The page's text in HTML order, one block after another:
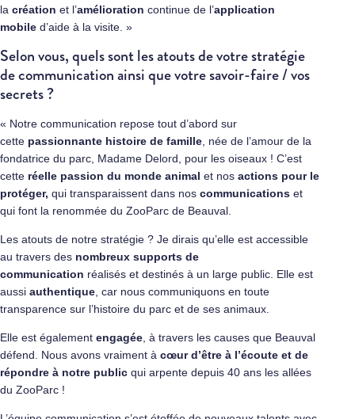
la création et l’amélioration continue de l’application
mobile d’aide à la visite. »
Selon vous, quels sont les atouts de votre stratégie
de communication ainsi que votre savoir-faire / vos
secrets ?
« Notre communication repose tout d’abord sur
cette passionnante histoire de famille , née de l’amour de la
fondatrice du parc, Madame Delord, pour les oiseaux ! C’est
cette réelle passion du monde animal et nos actions pour le
protéger, qui transparaissent dans nos communications et
qui font la renommée du ZooParc de Beauval.
Les atouts de notre stratégie ? Je dirais qu’elle est accessible
au travers des nombreux supports de
communication réalisés et destinés à un large public. Elle est
aussi authentique , car nous communiquons en toute
transparence sur l’histoire du parc et de ses animaux.
Elle est également engagée , à travers les causes que Beauval
défend. Nous avons vraiment à cœur d’être à l’écoute et de
répondre à notre public qui arpente depuis 40 ans les allées
du ZooParc !